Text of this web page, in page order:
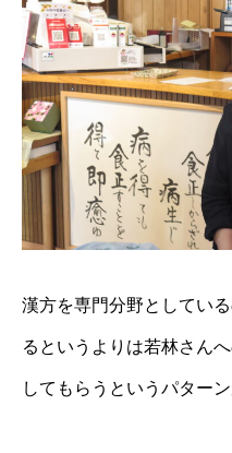
漢方を専門分野としてい
るというよりは若林さん
してもらうというパターン